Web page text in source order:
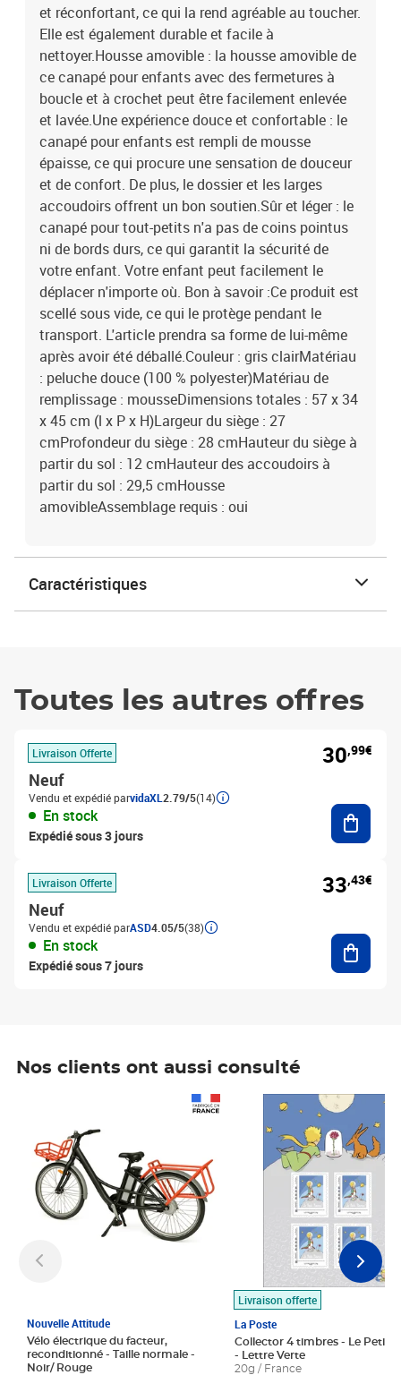
et réconfortant, ce qui la rend agréable au toucher.
Elle est également durable et facile à
nettoyer.Housse amovible : la housse amovible de
ce canapé pour enfants avec des fermetures à
boucle et à crochet peut être facilement enlevée
et lavée.Une expérience douce et confortable : le
canapé pour enfants est rempli de mousse
épaisse, ce qui procure une sensation de douceur
et de confort. De plus, le dossier et les larges
accoudoirs offrent un bon soutien.Sûr et léger : le
canapé pour tout-petits n'a pas de coins pointus
ni de bords durs, ce qui garantit la sécurité de
votre enfant. Votre enfant peut facilement le
déplacer n'importe où. Bon à savoir :Ce produit est
scellé sous vide, ce qui le protège pendant le
transport. L'article prendra sa forme de lui-même
après avoir été déballé.Couleur : gris clairMatériau
: peluche douce (100 % polyester)Matériau de
remplissage : mousseDimensions totales : 57 x 34
x 45 cm (l x P x H)Largeur du siège : 27
cmProfondeur du siège : 28 cmHauteur du siège à
partir du sol : 12 cmHauteur des accoudoirs à
partir du sol : 29,5 cmHousse
amovibleAssemblage requis : oui
Caractéristiques
Toutes les autres offres
Livraison Offerte
Neuf
Vendu et expédié parvidaXL 2.79/5(14)
En stock
Expédié sous 3 jours
30,99€
Livraison Offerte
Neuf
Vendu et expédié parASD4.05/5(38)
En stock
Expédié sous 7 jours
33,43€
Nos clients ont aussi consulté
Nouvelle Attitude
Vélo électrique du facteur,
reconditionné - Taille normale -
Noir/ Rouge
Livraison offerte
La Poste
Collector 4 timbres - Le Petit
- Lettre Verte
20g / France
Prix 7,50€